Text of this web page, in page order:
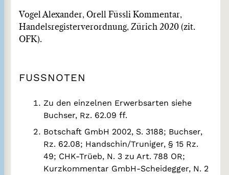
Vogel Alexander, Orell Füssli Kommentar,
Handelsregisterverordnung, Zürich 2020 (zit.
OFK).
FUSSNOTEN
Zu den einzelnen Erwerbsarten siehe
Buchser, Rz. 62.09 ff.
Botschaft GmbH 2002, S. 3188; Buchser,
Rz. 62.08; Handschin/Truniger, § 15 Rz.
49; CHK-Trüeb, N. 3 zu Art. 788 OR;
Kurzkommentar GmbH-Scheidegger, N. 2